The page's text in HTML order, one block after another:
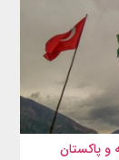
و پاکستان